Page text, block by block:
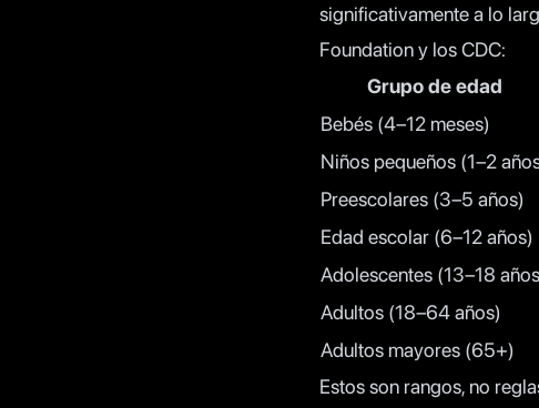
significativamente a lo
Foundationy losCDC:
Grupo de edad
Bebés (4–12 meses)
Niños pequeños (1–2
Preescolares (3–5 años)
Edad escolar (6–12 años)
Adolescentes (13–18
Adultos (18–64 años)
Adultos mayores (65+)
Estos son rangos, no